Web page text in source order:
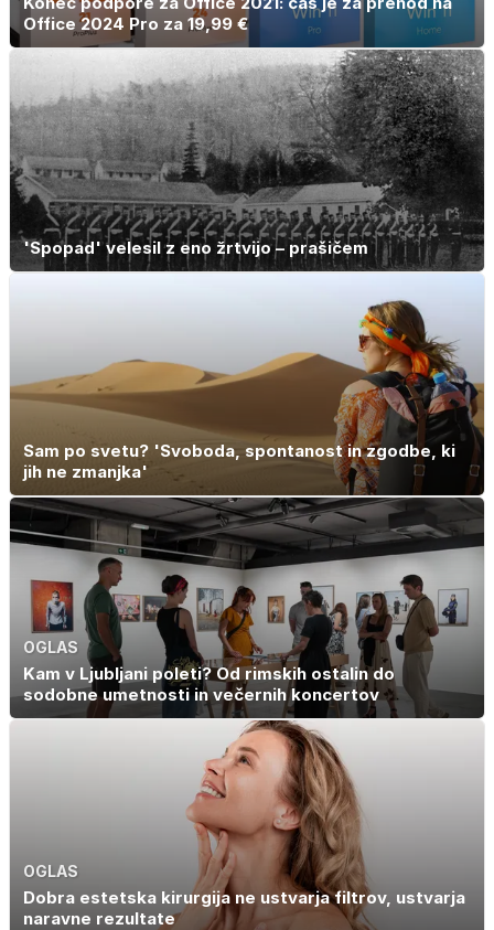
Office 2024 Pro za 19,99 €
'Spopad' velesil z eno žrtvijo – prašičem
Sam po svetu? 'Svoboda, spontanost in zgodbe, ki
jih ne zmanjka'
OGLAS
Kam v Ljubljani poleti? Od rimskih ostalin do
sodobne umetnosti in večernih koncertov
OGLAS
Dobra estetska kirurgija ne ustvarja filtrov, ustvarja
naravne rezultate